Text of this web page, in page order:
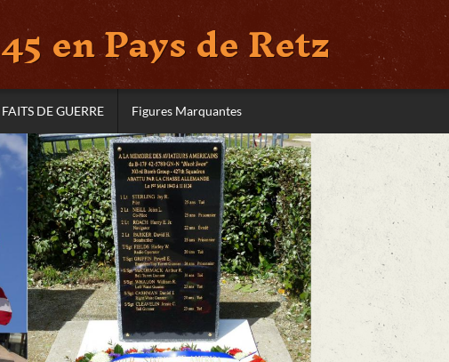
en Pays de Retz
FAITS DE GUERRE Figures Marquantes